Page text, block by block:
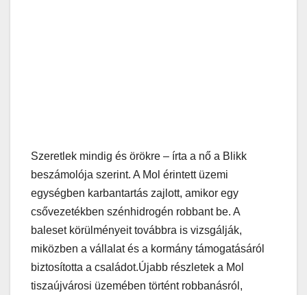
Szeretlek mindig és örökre – írta a nő a Blikk
beszámolója szerint. A Mol érintett üzemi
egységben karbantartás zajlott, amikor egy
csővezetékben szénhidrogén robbant be. A
baleset körülményeit továbbra is vizsgálják,
miközben a vállalat és a kormány támogatásáról
biztosította a családot.Újabb részletek a Mol
tiszaújvárosi üzemében történt robbanásról,